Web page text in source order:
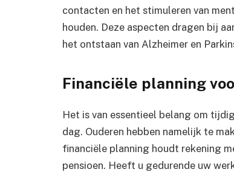
contacten en het stimuleren van
houden. Deze aspecten dragen bij
het ontstaan van Alzheimer en
Financiële planning
Het is van essentieel belang om
dag. Ouderen hebben namelijk te
financiële planning houdt rekening
pensioen. Heeft u gedurende uw